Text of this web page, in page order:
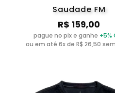
Saudade FM
R$ 159,00
pague no pix e ganhe +5%
ou em até 6x de R$ 26,50